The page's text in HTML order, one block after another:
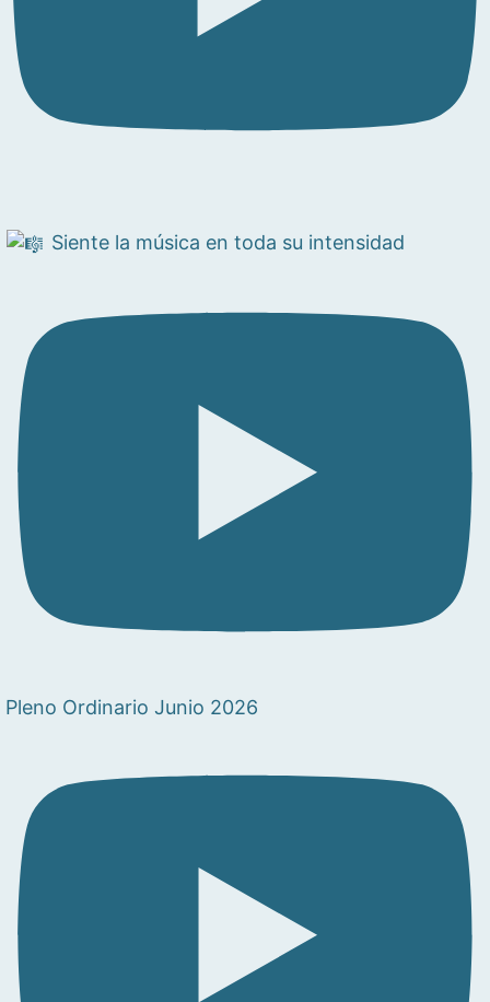
Siente la música en toda su intensidad
Pleno Ordinario Junio 2026